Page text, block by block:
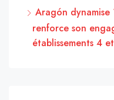
Aragón
renforce son
établissements 4